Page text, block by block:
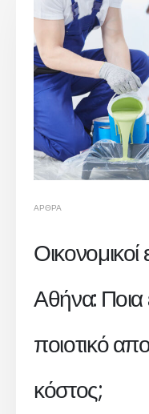
ΆΡΘΡΑ
Αθήνα: Ποια
ποιοτικό
κόστος;